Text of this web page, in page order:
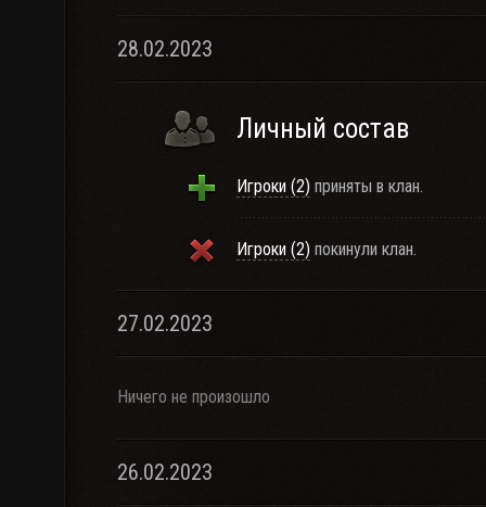
28.02.2023
Личный состав
Игроки (2) приняты в клан.
Игроки (2) покинули клан.
27.02.2023
Ничего не произошло
26.02.2023